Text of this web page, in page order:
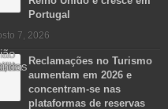
Portugal
7, 2026
Reclamações no Turismo
aumentam em 2026 e
concentram-se nas
plataformas de reservas